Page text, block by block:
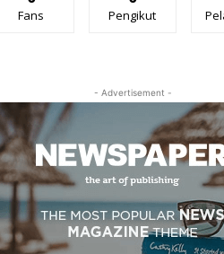
Fans Pengikut
- Advertisement -